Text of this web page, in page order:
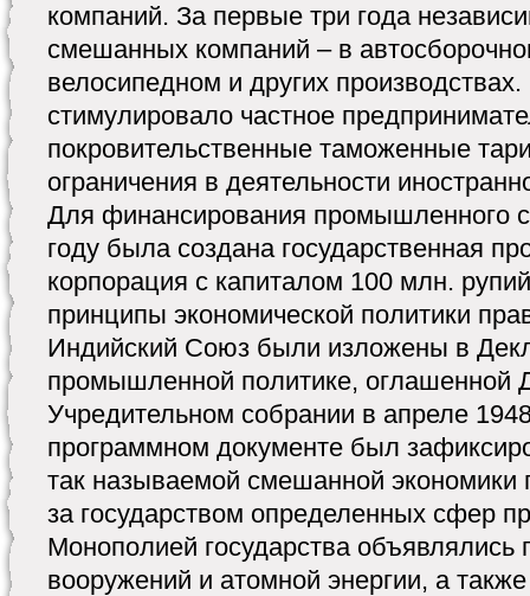
компаний. За первые три года
смешанных компаний – в
велосипедном и других
стимулировало частное
покровительственные таможенные
ограничения в деятельности
Для финансирования промышленного
году была создана государственная
корпорация с капиталом 100 млн.
принципы экономической политики
Индийский Союз были изложены в
промышленной политике, оглашенной
Учредительном собрании в апреле
программном документе был
так называемой смешанной экономики
за государством определенных сфер
Монополией государства объявлялись
вооружений и атомной энергии, а